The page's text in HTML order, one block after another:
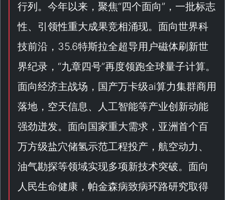
行列。今年以来，聚焦“四个面向”，一批标志
性、引领性重大成果竞相涌现。面向世界科
技前沿，35.6特斯拉全超导用户磁体刷新世
界纪录，“九章四号”再度领跑全球量子计算。
面向经济主战场，国产万卡级ai算力集群商用
落地，空天信息、人工智能等产业创新动能
强劲迸发。面向国家重大需求，亚洲首个百
万方级盐穴储氢示范工程投产，航空动力、
油气勘探等领域实现多项新技术突破。面向
人民生命健康，帕金森病致病环路研究取得